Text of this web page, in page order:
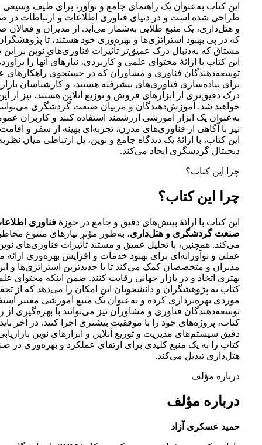
این کتاب به‌عنوان یک راهنمای جامع و نوآور، برای طیف وسیعی
طراحی شده است و در دنیای فناوری اطلاعات و ارتباطات
و هتل‌داری، یک منبع طلایی به‌شمار می‌آید. از مدیران و
که در پی بهبود استراتژی‌ها و بهره‌وری خود هستند، تا
مشتاق که به‌دنبال درک عمیق‌تر تأثیرات فناوری‌های نوین بر
این کتاب با ارائۀ محتوای علمی و کاربردی، نیازهای آنها را
توسعه‌دهندگان فناوری و مشاوران که در جستجوی راهکارهای
برای پیاده‌سازی فناوری‌های پیشرفته هستند، و کارشناسان
درک دقیق‌تری از ابزارهای فروش و توزیع آنلاین هستند، نیز از
خواهند شد. آموزش‌دهندگان و مربیان صنعت گردشگری می‌توانند
به‌عنوان یک ابزار آموزشی ارزشمند استفاده کنند و کاربران
نیز با آگاهی از فناوری‌های مدرن، تجربه‌ای بهینه از سفر و
این کتاب، با ارائۀ یک دیدگاه جامع و نوین، پل ارتباطی میان
دیجیتال گردشگری ایجاد می‌کند.
چرا این کتاب؟
چرا این کتاب؟
این کتاب با ارائۀ بینش‌های دقیق و جامع در حوزۀ فناوری
صنعت گردشگری و هتل‌داری، به‌طور مؤثر نیازهای متنوع
می‌کند. همچنین، با تحلیل عمیق و مستند تأثیرات فناوری‌های
عملی و نوآورانه‌ای برای بهبود خدمات و افزایش بهره‌وری ارائه
مدیران و متخصصان کمک می‌کند تا با جدیدترین استراتژی‌ها و
بهتری اتخاذ و در بازار جهانی رقابت کنند. ضمن اینکه محتوای
کتاب به پژوهشگران و دانشجویان این امکان را می‌دهد که از
موردی بهره‌برداری کرده و به‌عنوان یک منبع آموزشی معتبر
توسعه‌دهندگان فناوری و مشاوران نیز می‌توانند با بهره‌گیری از
کتاب، پروژه‌های خود را با موفقیت بیشتری اجرا کنند. در آخر
دقیق سیستم‌های مدیریت و توزیع آنلاین و ابزارهای نوین
کتاب را به یک منبع کلیدی برای ارتقای عملکرد و بهره‌وری
هتل‌داری تبدیل می‌کند.
درباره مؤلف
درباره مؤلف
حمید عسکری آزاد